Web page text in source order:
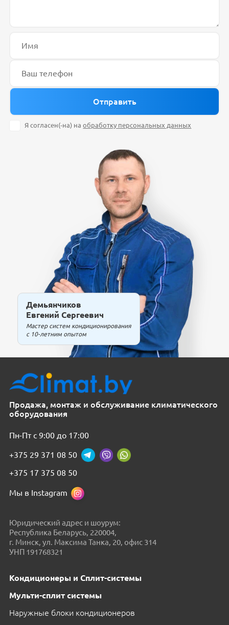
Я согласен(-на) наобработку персональных данных
Демьянчиков
Евгений Сергеевич
Мастер систем кондиционирования
с 10-летним опытом
Продажа, монтаж и обслуживание климатического
оборудования
Пн-Пт с 9:00 до 17:00
+375 29 371 08 50
+375 17 375 08 50
Мы в Instagram
Юридический адрес и шоурум:
Республика Беларусь, 220004,
г. Минск, ул. Максима Танка, 20, офис 314
УНП 191768321
Кондиционеры и Сплит-системы
Мульти-сплит системы
Наружные блоки кондиционеров